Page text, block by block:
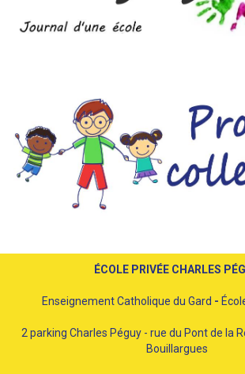
ÉCOLE PRIVÉE CHARLES
Enseignement Catholique du Gard -
2 parking Charles Péguy - rue du Pont de la
Bouillargues